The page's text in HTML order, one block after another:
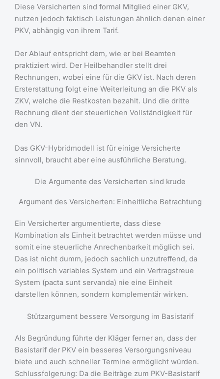
Diese Versicherten sind formal Mitglied einer GKV,
nutzen jedoch faktisch Leistungen ähnlich denen einer
PKV, abhängig von ihrem Tarif.
Der Ablauf entspricht dem, wie er bei Beamten
praktiziert wird. Der Heilbehandler stellt drei
Rechnungen, wobei eine für die GKV ist. Nach deren
Ersterstattung folgt eine Weiterleitung an die PKV als
ZKV, welche die Restkosten bezahlt. Und die dritte
Rechnung dient der steuerlichen Vollständigkeit für
den VN.
Das GKV-Hybridmodell ist für einige Versicherte
sinnvoll, braucht aber eine ausführliche Beratung.
Die Argumente des Versicherten sind krude
Argument des Versicherten: Einheitliche Betrachtung
Ein Versicherter argumentierte, dass diese
Kombination als Einheit betrachtet werden müsse und
somit eine steuerliche Anrechenbarkeit möglich sei.
Das ist nicht dumm, jedoch sachlich unzutreffend, da
ein politisch variables System und ein Vertragstreue
System (pacta sunt servanda) nie eine Einheit
darstellen können, sondern komplementär wirken.
Stützargument bessere Versorgung im Basistarif
Als Begründung führte der Kläger ferner an, dass der
Basistarif der PKV ein besseres Versorgungsniveau
biete und auch schneller Termine ermöglicht würden.
Schlussfolgerung: Da die Beiträge zum PKV-Basistarif